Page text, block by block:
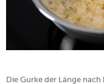
Die Gurke der Länge